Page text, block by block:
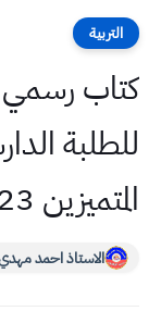
التربية
كتاب رسمي
للطلبة
المتميزين 2023
الاستاذ احمد مهدي